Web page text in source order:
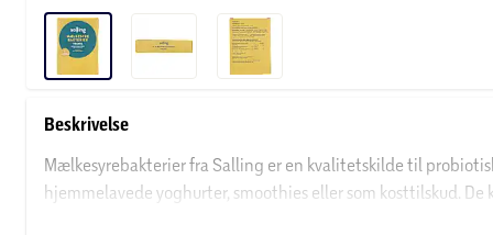
Beskrivelse
Mælkesyrebakterier fra Salling er en kvalitetskilde til
hjemmelavede yoghurter, smoothies eller som kosttilskud.